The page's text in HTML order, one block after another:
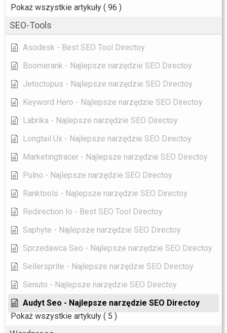
Pokaż wszystkie artykuły ( 96 )
SEO-Tools
Asodesk - Best SEO Tool Directoy
Boomerank - Najlepsze narzędzie SEO Directoy
Jetoctopus - Najlepsze narzędzie SEO Directoy
Keyword Hero - Najlepsze narzędzie SEO Directoy
Labrika - Najlepsze narzędzie SEO Directoy
Longtail Ux - Najlepsze narzędzie SEO Directoy
Marketingtracer - Najlepsze narzędzie SEO Directoy
Pulno - Najlepsze narzędzie SEO Directoy
Ranktools - Najlepsze narzędzie SEO Directoy
Redirection Io - Best SEO Tool Directoy
Saphyte - Najlepsze narzędzie SEO Directoy
Sprzedawca Seo - Najlepsze narzędzie SEO Directoy
Sellersprite - Najlepsze narzędzie SEO Directoy
Senuto - Najlepsze narzędzie SEO Directoy
Audyt Seo - Najlepsze narzędzie SEO Directoy
Pokaż wszystkie artykuły ( 5 )